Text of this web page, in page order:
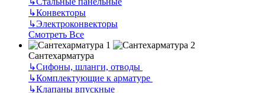
↳Конвекторы
↳Электроконвекторы
Смотреть Все
Сантехарматура
↳Сифоны, шланги, отводы
↳Комплектующие к арматуре
↳Клапаны впускные